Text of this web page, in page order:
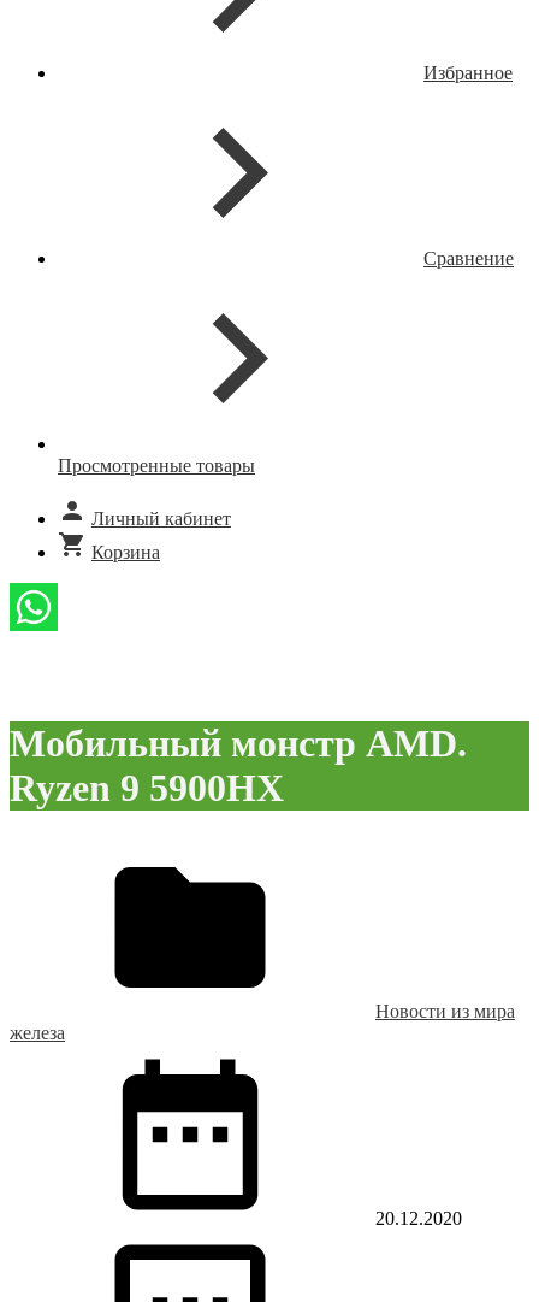
Избранное
Сравнение
Просмотренные товары
Личный кабинет
Корзина
Мобильный монстр AMD.
Ryzen 9 5900HX
Новости из мира
железа
20.12.2020